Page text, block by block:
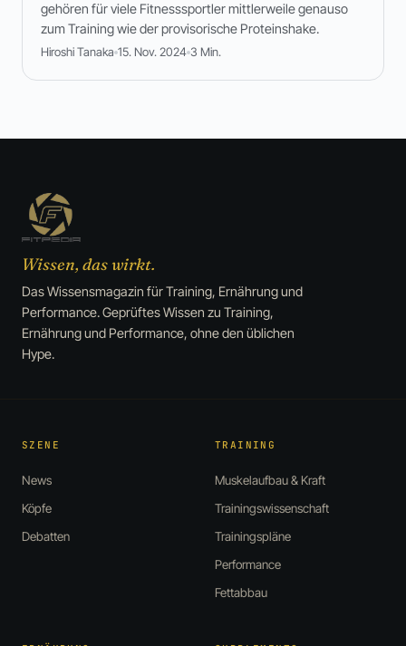
gehören für viele Fitnesssportler mittlerweile genauso
zum Training wie der provisorische Proteinshake.
Hiroshi Tanaka 15. Nov. 2024 3 Min.
Wissen, das wirkt.
Das Wissensmagazin für Training, Ernährung und
Performance. Geprüftes Wissen zu Training,
Ernährung und Performance, ohne den üblichen
Hype.
SZENE
News
Köpfe
Debatten
TRAINING
Muskelaufbau & Kraft
Trainingswissenschaft
Trainingspläne
Performance
Fettabbau